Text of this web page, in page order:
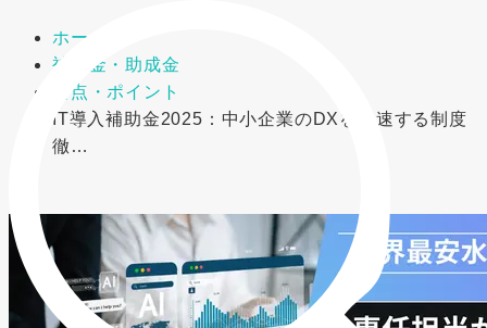
ホーム
補助金・助成金
要点・ポイント
IT導入補助金2025：中小企業のDXを加速する制度
徹…